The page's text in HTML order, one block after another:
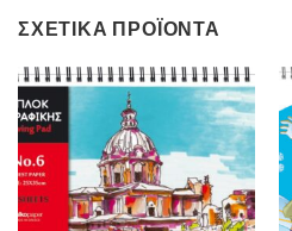
ΣΧΕΤΙΚΆ ΠΡΟΪΌΝΤΑ